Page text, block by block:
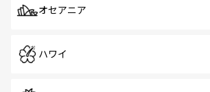
オセアニア
ハワイ